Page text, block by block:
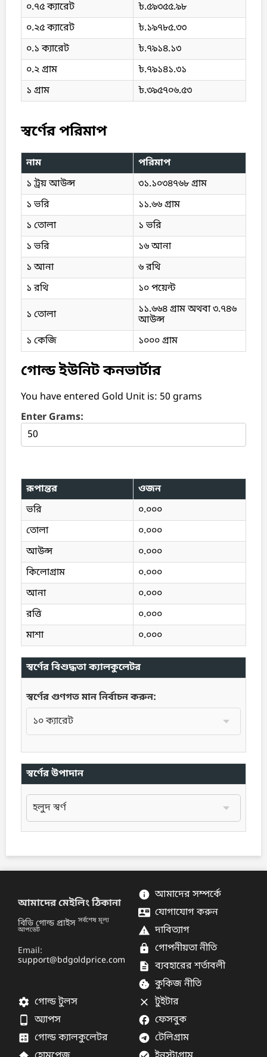
০.৭৫ ক্যারেট
৳.৫৯৩৫৫.৯৮
০.২৫ ক্যারেট
৳.১৯৭৮৫.৩৩
০.১ ক্যারেট
৳.৭৯১৪.১৩
০.২ গ্রাম
৳.৭৯১৪১.৩১
১ গ্রাম
৳.৩৯৫৭০৬.৫৩
স্বর্ণের পরিমাপ
নাম
পরিমাপ
১ ট্রয় আউন্স
৩১.১০৩৪৭৬৮ গ্রাম
১ ভরি
১১.৬৬ গ্রাম
১ তোলা
১ ভরি
১ ভরি
১৬ আনা
১ আনা
৬ রথি
১ রথি
১০ পয়েন্ট
১ তোলা
১১.৬৬৪ গ্রাম অথবা ৩.৭৪৬
আউন্স
১ কেজি
১০০০ গ্রাম
গোল্ড ইউনিট কনভার্টার
You have entered Gold Unit is: 50 grams
Enter Grams:
রূপান্তর
ওজন
ভরি
০.০০০
তোলা
০.০০০
আউন্স
০.০০০
কিলোগ্রাম
০.০০০
আনা
০.০০০
রত্তি
০.০০০
মাশা
০.০০০
স্বর্ণের বিশুদ্ধতা ক্যালকুলেটর
স্বর্ণের গুণগত মান নির্বাচন করুন:
স্বর্ণের উপাদান
আমাদের মেইলিং ঠিকানা
বিডি গোল্ড প্রাইস সর্বশেষ মূল্য
আপডেট
Email:
support@bdgoldprice.com
info আমাদের সম্পর্কে
contact_mail যোগাযোগ করুন
warning দাবিত্যাগ
lock গোপনীয়তা নীতি
description ব্যবহারের শর্তাবলী
cookie কুকিজ নীতি
settings গোল্ড টুলস
phone_android অ্যাপস
calculate গোল্ড ক্যালকুলেটর
close টুইটার
facebook ফেসবুক
telegram টেলিগ্রাম